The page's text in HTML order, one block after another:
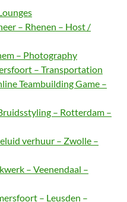
– Rhenen – Host /
– Photography
– Transportation
Teambuilding Game –
– Rotterdam –
verhuur – Zwolle –
– Veenendaal –
– Leusden –